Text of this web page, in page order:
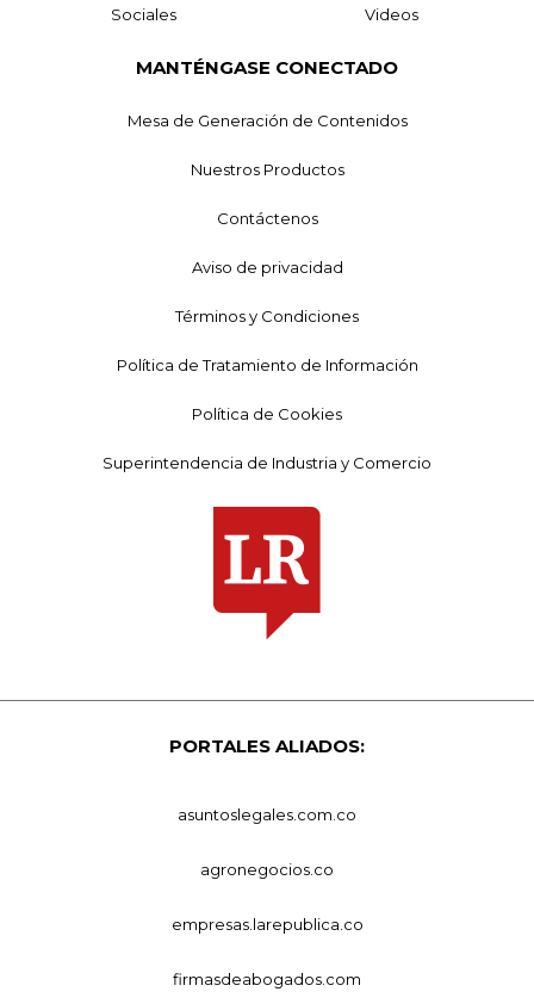
Sociales Videos
MANTÉNGASE CONECTADO
Mesa de Generación de Contenidos
Nuestros Productos
Contáctenos
Aviso de privacidad
Términos y Condiciones
Política de Tratamiento de Información
Política de Cookies
Superintendencia de Industria y Comercio
PORTALES ALIADOS:
asuntoslegales.com.co
agronegocios.co
empresas.larepublica.co
firmasdeabogados.com